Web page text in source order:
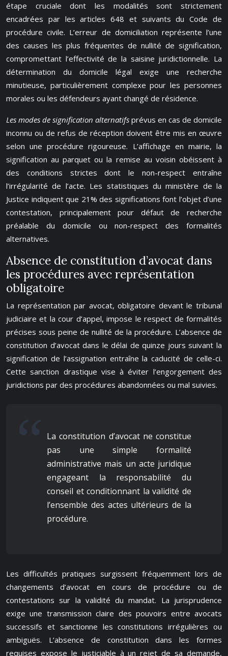
étape cruciale dont les modalités sont strictement
encadrées par les articles 648 et suivants du Code de
procédure civile. L’erreur de domiciliation représente l’une
des causes les plus fréquentes de nullité de signification,
compromettant l’effectivité de la saisine juridictionnelle. La
détermination du domicile légal exige une recherche
minutieuse, particulièrement complexe pour les personnes
morales ou les défendeurs ayant changé de résidence.
Les modes de signification alternatifs prévus en cas de domicile
inconnu ou de refus de réception doivent être mis en œuvre
selon une procédure rigoureuse. L’affichage en mairie, la
signification au parquet ou la remise au voisin obéissent à
des conditions strictes dont le non-respect entraîne
l’irrégularité de l’acte. Les statistiques du ministère de la
Justice indiquent que 21% des significations font l’objet d’une
contestation, principalement pour défaut de recherche
préalable du domicile ou non-respect des formalités
alternatives.
Absence de constitution d’avocat dans
les procédures avec représentation
obligatoire
La représentation par avocat, obligatoire devant le tribunal
judiciaire et la cour d’appel, impose le respect de formalités
précises sous peine de nullité de la procédure. L’absence de
constitution d’avocat dans le délai de quinze jours suivant la
signification de l’assignation entraîne la caducité de celle-ci.
Cette sanction drastique vise à éviter l’engorgement des
juridictions par des procédures abandonnées ou mal suivies.
La constitution d’avocat ne constitue
pas une simple formalité
administrative mais un acte juridique
engageant la responsabilité du
conseil et conditionnant la validité de
l’ensemble des actes ultérieurs de la
procédure.
Les difficultés pratiques surgissent fréquemment lors de
changements d’avocat en cours de procédure ou de
contestations sur la validité du mandat. La jurisprudence
exige une transmission claire des pouvoirs entre avocats
successifs et sanctionne les constitutions irrégulières ou
ambiguës. L’absence de constitution dans les formes
requises expose le justiciable à un rejet de sa demande,